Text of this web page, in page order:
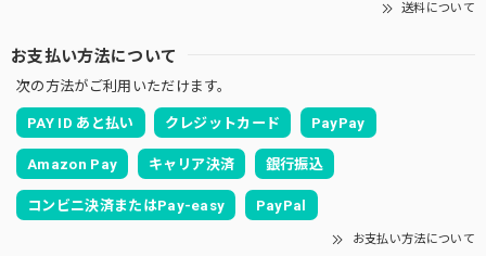
送料について
お支払い方法について
次の方法がご利用いただけます。
PAY ID あと払い クレジットカード PayPay
Amazon Pay キャリア決済 銀行振込
コンビニ決済またはPay-easy PayPal
お支払い方法について